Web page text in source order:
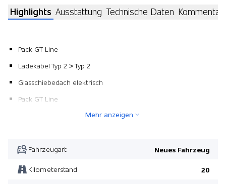
Highlights Ausstattung Technische Daten Kommentar
Pack GT Line
Ladekabel Typ 2 > Typ 2
Glasschiebedach elektrisch
Pack GT Line
Mehr anzeigen
Fahrzeugart Neues Fahrzeug
Kilometerstand 20